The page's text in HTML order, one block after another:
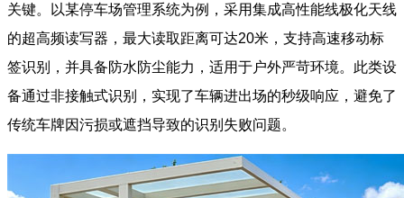
关键。以某停车场管理系统为例，采用集成高性能线极化天线
的超高频读写器，最大读取距离可达20米，支持高速移动标
签识别，并具备防水防尘能力，适用于户外严苛环境。此类设
备通过非接触式识别，实现了车辆进出场的秒级响应，避免了
传统车牌因污损或遮挡导致的识别失败问题。